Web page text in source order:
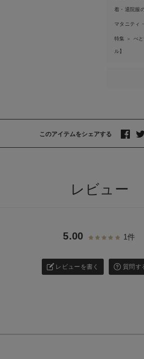
着・退院服
マタニティ
特集 ＞ べ
ル】
このアイテムをシェアする >
レビュー
5.00 1件
レビューを書く 質問す